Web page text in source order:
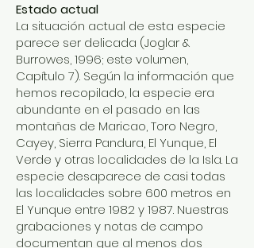
Estado actual
La situación actual de esta especie
parece ser delicada (Joglar &
Burrowes, 1996; este volumen,
Capítulo 7). Según la información que
hemos recopilado, la especie era
abundante en el pasado en las
montañas de Maricao, Toro Negro,
Cayey, Sierra Pandura, El Yunque, El
Verde y otras localidades de la Isla. La
especie desaparece de casi todas
las localidades sobre 600 metros en
El Yunque entre 1982 y 1987. Nuestras
grabaciones y notas de campo
documentan que al menos dos